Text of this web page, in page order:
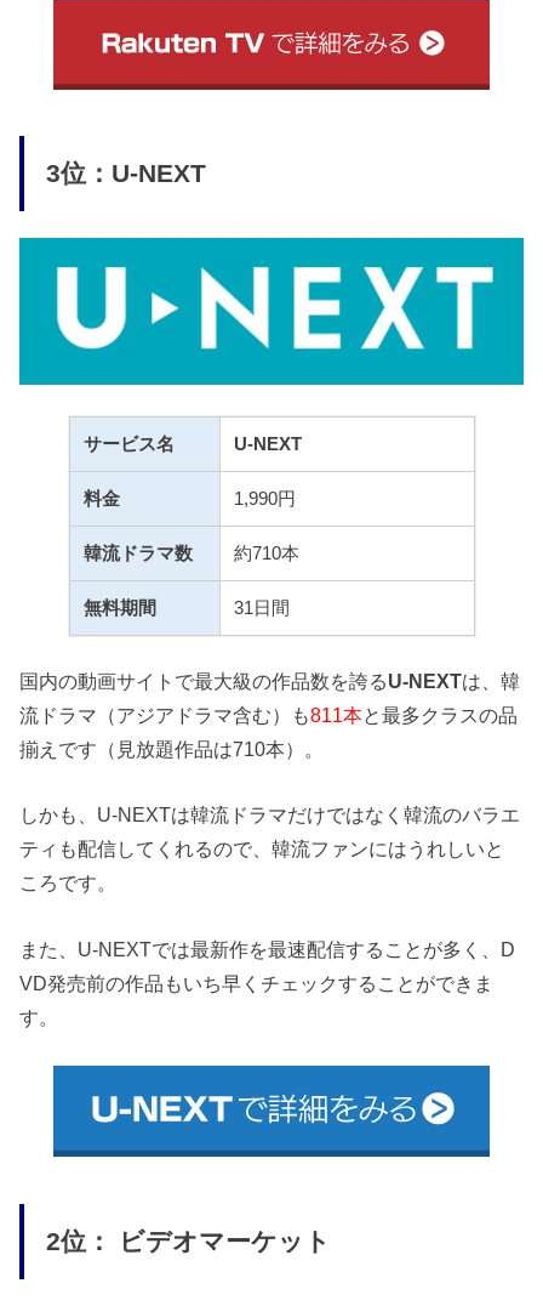
3位：U-NEXT
サービス名 U-NEXT
料金 1,990円
韓流ドラマ数 約710本
無料期間 31日間
国内の動画サイトで最大級の作品数を誇るU-NEXTは、韓
流ドラマ（アジアドラマ含む）も811本と最多クラスの品
揃えです（見放題作品は710本）。
しかも、U-NEXTは韓流ドラマだけではなく韓流のバラエ
ティも配信してくれるので、韓流ファンにはうれしいと
ころです。
また、U-NEXTでは最新作を最速配信することが多く、D
VD発売前の作品もいち早くチェックすることができま
す。
2位： ビデオマーケット